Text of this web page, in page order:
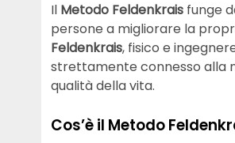
Il Metodo Feldenkrais funge
persone a migliorare la
Feldenkrais, fisico e
strettamente connesso alla
qualità della vita.
Cos’è il Metodo